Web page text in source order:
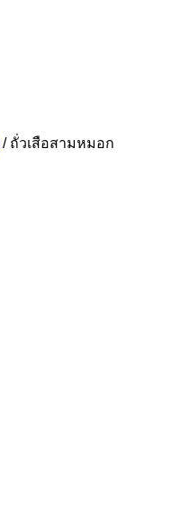
/ ถั่วเสือสามหมอก